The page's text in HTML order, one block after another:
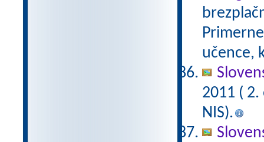
učence,
2011 (
NIS).